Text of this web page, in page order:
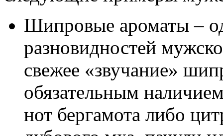
Шипровые ароматы –
разновидностей
свежее «звучание»
обязательным
нот бергамота либо